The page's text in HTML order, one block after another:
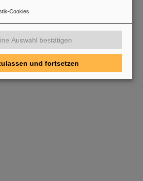
Cookies
Auswahl bestätigen
und fortsetzen